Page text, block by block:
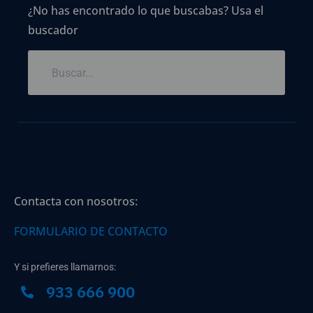
¿No has encontrado lo que buscabas? Usa el
buscador
Contacta con nosotros:
FORMULARIO DE CONTACTO
Y si prefieres llamarnos:
933 666 900